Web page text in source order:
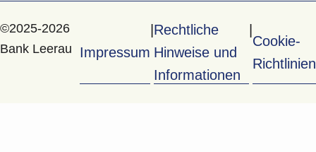
©2025-2026
Bank Leerau
Impressum
Rechtliche
Hinweise und
Informationen
Cookie-
Richtlinien